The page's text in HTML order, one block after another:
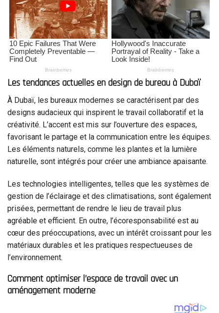
Les tendances actuelles en design de bureau à Dubaï
À Dubaï, les bureaux modernes se caractérisent par des
designs audacieux qui inspirent le travail collaboratif et la
créativité. L’accent est mis sur l’ouverture des espaces,
favorisant le partage et la communication entre les équipes.
Les éléments naturels, comme les plantes et la lumière
naturelle, sont intégrés pour créer une ambiance apaisante.
Les technologies intelligentes, telles que les systèmes de
gestion de l’éclairage et des climatisations, sont également
prisées, permettant de rendre le lieu de travail plus
agréable et efficient. En outre, l’écoresponsabilité est au
cœur des préoccupations, avec un intérêt croissant pour les
matériaux durables et les pratiques respectueuses de
l’environnement.
Comment optimiser l’espace de travail avec un
aménagement moderne